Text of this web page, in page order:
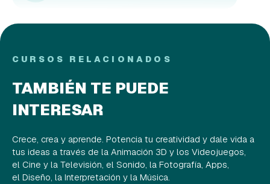
CURSOS RELACIONADOS
TAMBIÉN TE PUEDE
INTERESAR
Crece, crea y aprende. Potencia tu creatividad y dale vida a
tus ideas a través de la Animación 3D y los Videojuegos,
el Cine y la Televisión, el Sonido, la Fotografía, Apps,
el Diseño, la Interpretación y la Música.